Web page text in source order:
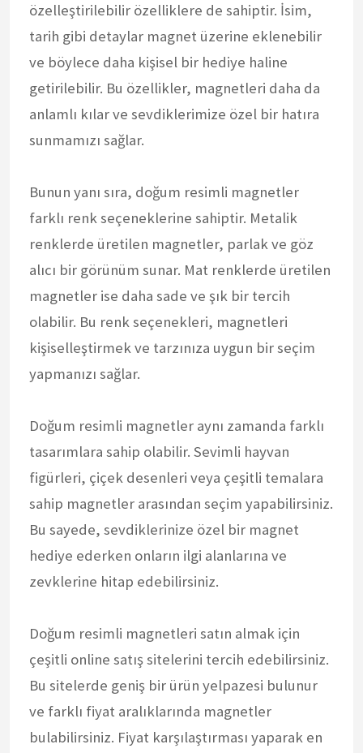
özelleştirilebilir özelliklere de sahiptir. İsim,
tarih gibi detaylar magnet üzerine eklenebilir
ve böylece daha kişisel bir hediye haline
getirilebilir. Bu özellikler, magnetleri daha da
anlamlı kılar ve sevdiklerimize özel bir hatıra
sunmamızı sağlar.
Bunun yanı sıra, doğum resimli magnetler
farklı renk seçeneklerine sahiptir. Metalik
renklerde üretilen magnetler, parlak ve göz
alıcı bir görünüm sunar. Mat renklerde üretilen
magnetler ise daha sade ve şık bir tercih
olabilir. Bu renk seçenekleri, magnetleri
kişiselleştirmek ve tarzınıza uygun bir seçim
yapmanızı sağlar.
Doğum resimli magnetler aynı zamanda farklı
tasarımlara sahip olabilir. Sevimli hayvan
figürleri, çiçek desenleri veya çeşitli temalara
sahip magnetler arasından seçim yapabilirsiniz.
Bu sayede, sevdiklerinize özel bir magnet
hediye ederken onların ilgi alanlarına ve
zevklerine hitap edebilirsiniz.
Doğum resimli magnetleri satın almak için
çeşitli online satış sitelerini tercih edebilirsiniz.
Bu sitelerde geniş bir ürün yelpazesi bulunur
ve farklı fiyat aralıklarında magnetler
bulabilirsiniz. Fiyat karşılaştırması yaparak en